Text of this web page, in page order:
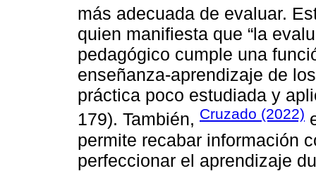
más adecuada de evaluar.
quien manifiesta que “la
pedagógico cumple una
enseñanza-aprendizaje de
práctica poco estudiada y
179). También, Cruzado (2022)
permite recabar información
perfeccionar el aprendizaje